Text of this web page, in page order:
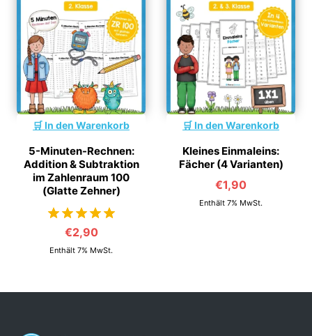
In den Warenkorb
5-Minuten-Rechnen:
Addition & Subtraktion
im Zahlenraum 100
(Glatte Zehner)
von 5
€2,90
Enthält 7% MwSt.
In den Warenkorb
Kleines Einmaleins:
Fächer (4 Varianten)
€1,90
Enthält 7% MwSt.